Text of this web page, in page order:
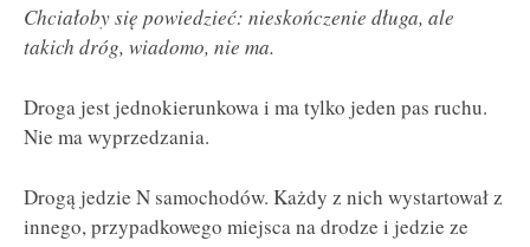
Chciałoby się powiedzieć: nieskończenie długa, ale
takich dróg, wiadomo, nie ma.
Droga jest jednokierunkowa i ma tylko jeden pas ruchu.
Nie ma wyprzedzania.
Drogą jedzie N samochodów. Każdy z nich wystartował z
innego, przypadkowego miejsca na drodze i jedzie ze